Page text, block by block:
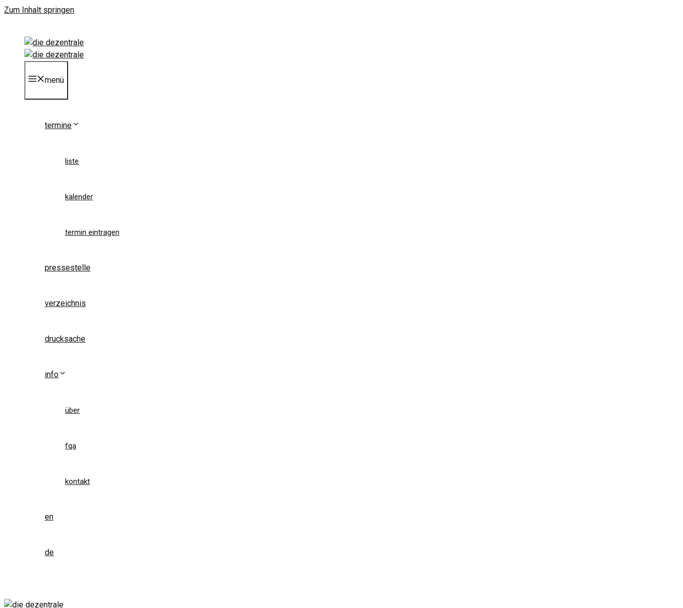
Zum Inhalt springen
menü
termine
liste
kalender
termin eintragen
pressestelle
verzeichnis
drucksache
info
über
fqa
kontakt
en
de